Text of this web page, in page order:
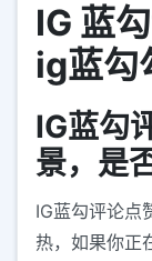
IG 蓝
ig蓝勾
IG蓝勾
景，是
IG蓝勾评论点
热，如果你正